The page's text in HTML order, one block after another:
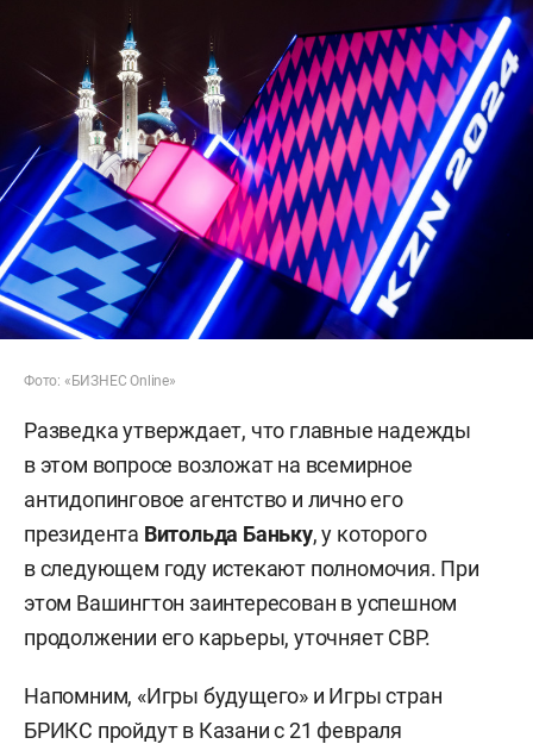
Фото: «БИЗНЕС Online»
Разведка утверждает, что главные надежды
в этом вопросе возложат на всемирное
антидопинговое агентство и лично его
президента Витольда Баньку, у которого
в следующем году истекают полномочия. При
этом Вашингтон заинтересован в успешном
продолжении его карьеры, уточняет СВР.
Напомним, «Игры будущего» и Игры стран
БРИКС пройдут в Казани с 21 февраля